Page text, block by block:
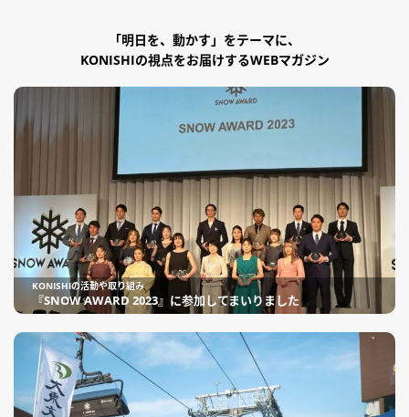
「明日を、動かす」をテーマに、
KONISHIの視点をお届けするWEBマガジン
KONISHIの活動や取り組み
『SNOW AWARD 2023』に参加してまいりました